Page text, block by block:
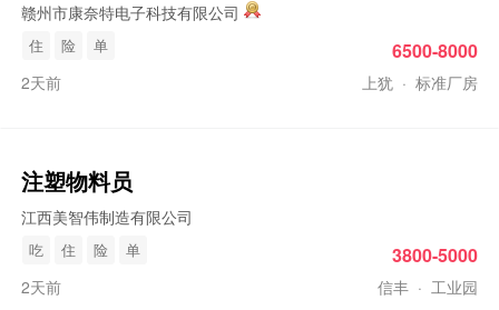
赣州市康奈特电子科技有限公司
住 险 单
2天前 上犹 · 标准厂房
6500-8000
注塑物料员
江西美智伟制造有限公司
吃 住 险 单
2天前 信丰 · 工业园
3800-5000